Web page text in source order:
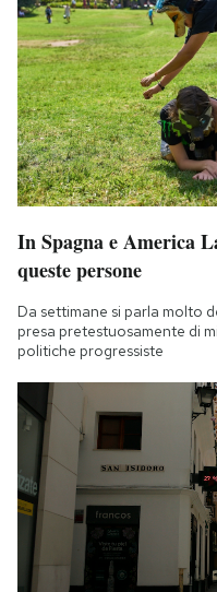
In Spagna e America
queste persone
Da settimane si parla molto
presa pretestuosamente di
politiche progressiste